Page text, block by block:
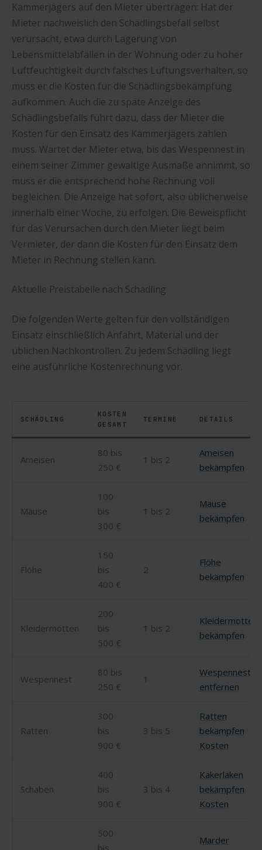
Kammerjägers auf den Mieter übertragen: Hat der
Mieter nachweislich den Schädlingsbefall selbst
verursacht, etwa durch Lagerung von
Lebensmittelabfällen in der Wohnung oder zu hoher
Luftfeuchtigkeit durch falsches Lüftungsverhalten, so
muss er die Kosten für die Schädlingsbekämpfung
aufkommen. Auch die zu späte Anzeige des
Schädlingsbefalls führt dazu, dass der Mieter die
Kosten für den Einsatz des Kammerjägers zahlen
muss. Wartet der Mieter etwa, bis das Wespennest in
einem seiner Zimmer gewaltige Ausmaße annimmt, so
muss er die entsprechend hohe Rechnung voll
begleichen. Die Anzeige hat sofort, also üblicherweise
innerhalb einer Woche, zu erfolgen. Die Beweispflicht
für das Verursachen durch den Mieter liegt beim
Vermieter, der dann die Kosten für den Einsatz dem
Mieter in Rechnung stellen kann.
Aktuelle Preistabelle nach Schädling
Die folgenden Werte gelten für den vollständigen
Einsatz einschließlich Anfahrt, Material und der
üblichen Nachkontrollen. Zu jedem Schädling liegt
eine ausführliche Kostenrechnung vor.
SCHÄDLING
KOSTEN
GESAMT
TERMINE DETAILS
Ameisen
80 bis
250 €
1 bis 2
Ameisen
bekämpfen
Mäuse
100
bis
300 €
1 bis 2
Mäuse
bekämpfen
Flöhe
150
bis
400 €
2
Flöhe
bekämpfen
Kleidermotten
200
bis
500 €
1 bis 2
Kleidermotten
bekämpfen
Wespennest
80 bis
250 €
1
Wespennest
entfernen
Ratten
300
bis
900 €
3 bis 5
Ratten
bekämpfen
Kosten
Schaben
400
bis
900 €
3 bis 4
Kakerlaken
bekämpfen
Kosten
500
bis
Marder